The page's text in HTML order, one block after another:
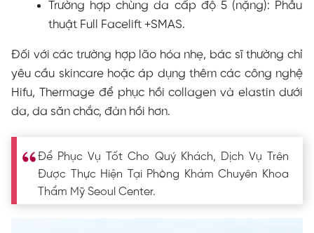
Trường hợp chùng da cấp độ 5 (nặng): Phẫu
thuật Full Facelift +SMAS.
Đối với các trường hợp lão hóa nhẹ, bác sĩ thường chỉ
yêu cầu skincare hoặc áp dụng thêm các công nghệ
Hifu, Thermage để phục hồi collagen và elastin dưới
da, da săn chắc, đàn hồi hơn.
Để Phục Vụ Tốt Cho Quý Khách, Dịch Vụ Trên
Được Thực Hiện Tại Phòng Khám Chuyên Khoa
Thẩm Mỹ Seoul Center.